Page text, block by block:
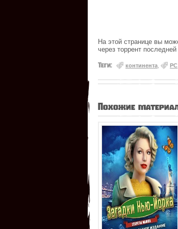
На этой странице вы
через торрент
Теги: континента PC
Похожие